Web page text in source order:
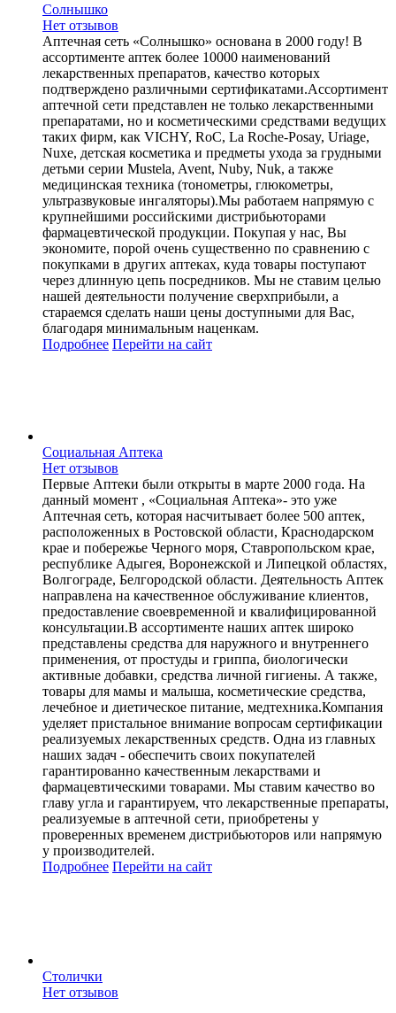
Солнышко
Нет отзывов
Аптечная сеть «Солнышко» основана в 2000 году! В
ассортименте аптек более 10000 наименований
лекарственных препаратов, качество которых
подтверждено различными сертификатами.Ассортимент
аптечной сети представлен не только лекарственными
препаратами, но и косметическими средствами ведущих
таких фирм, как VICHY, RoC, La Roche-Posay, Uriage,
Nuxe, детская косметика и предметы ухода за грудными
детьми серии Mustela, Avent, Nuby, Nuk, а также
медицинская техника (тонометры, глюкометры,
ультразвуковые ингаляторы).Мы работаем напрямую с
крупнейшими российскими дистрибьюторами
фармацевтической продукции. Покупая у нас, Вы
экономите, порой очень существенно по сравнению с
покупками в других аптеках, куда товары поступают
через длинную цепь посредников. Мы не ставим целью
нашей деятельности получение сверхприбыли, а
стараемся сделать наши цены доступными для Вас,
благодаря минимальным наценкам.
Подробнее Перейти на сайт
Социальная Аптека
Нет отзывов
Первые Аптеки были открыты в марте 2000 года. На
данный момент , «Социальная Аптека»- это уже
Аптечная сеть, которая насчитывает более 500 аптек,
расположенных в Ростовской области, Краснодарском
крае и побережье Черного моря, Ставропольском крае,
республике Адыгея, Воронежской и Липецкой областях,
Волгограде, Белгородской области. Деятельность Аптек
направлена на качественное обслуживание клиентов,
предоставление своевременной и квалифицированной
консультации.В ассортименте наших аптек широко
представлены средства для наружного и внутреннего
применения, от простуды и гриппа, биологически
активные добавки, средства личной гигиены. А также,
товары для мамы и малыша, косметические средства,
лечебное и диетическое питание, медтехника.Компания
уделяет пристальное внимание вопросам сертификации
реализуемых лекарственных средств. Одна из главных
наших задач - обеспечить своих покупателей
гарантированно качественным лекарствами и
фармацевтическими товарами. Мы ставим качество во
главу угла и гарантируем, что лекарственные препараты,
реализуемые в аптечной сети, приобретены у
проверенных временем дистрибьюторов или напрямую
у производителей.
Подробнее Перейти на сайт
Столички
Нет отзывов